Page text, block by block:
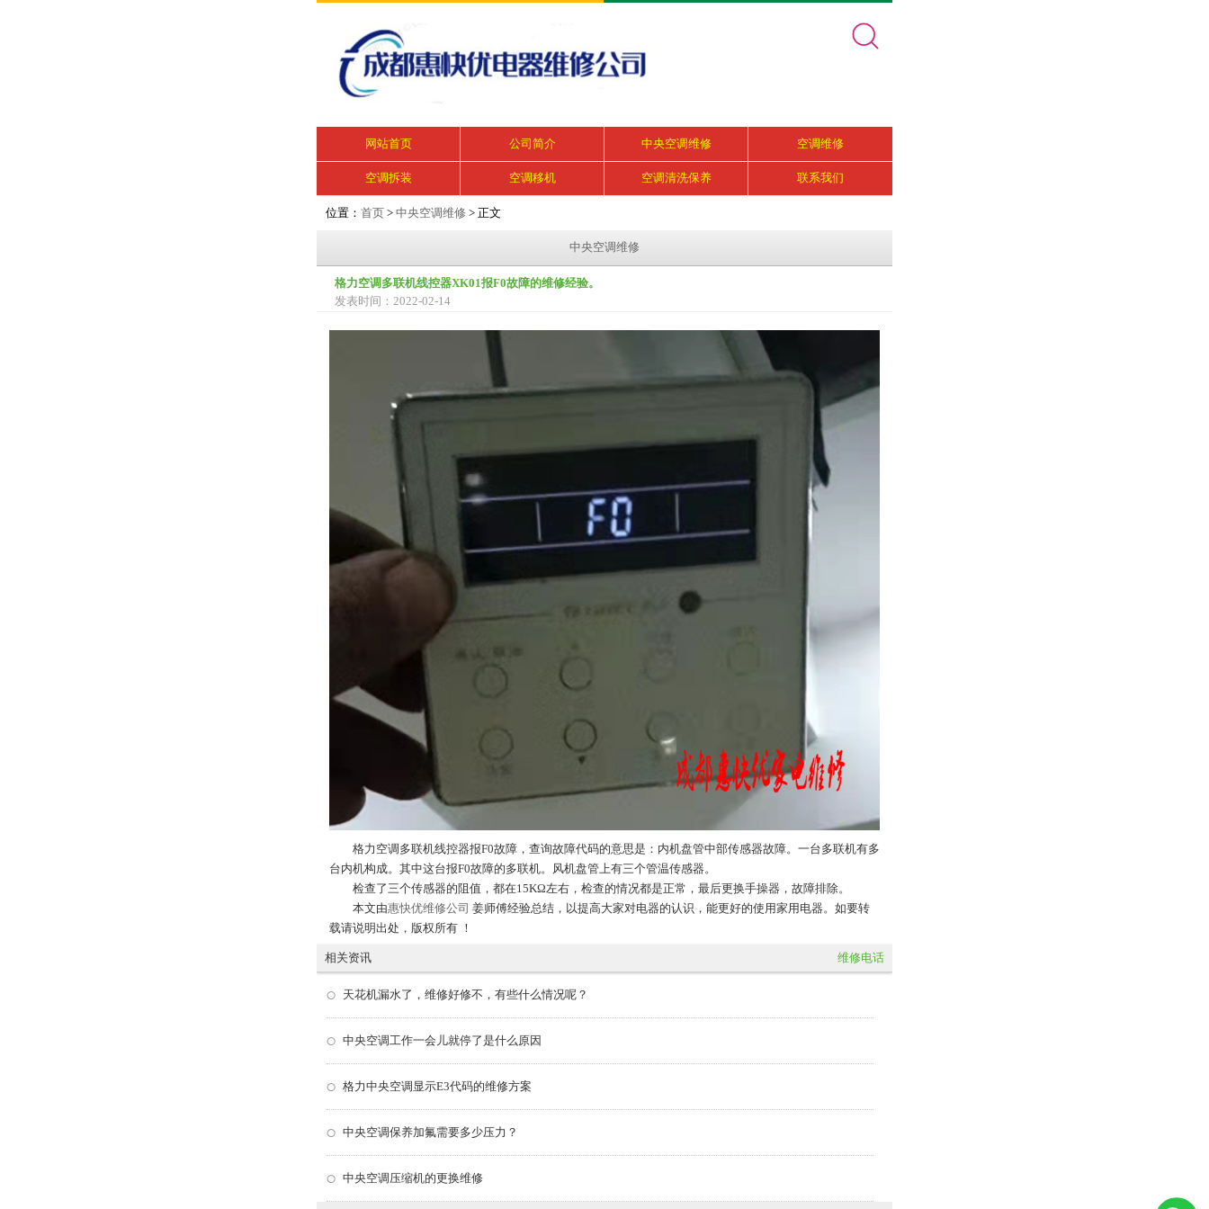
网站首页 公司简介 中央空调维修 空调维修
空调拆装 空调移机 空调清洗保养 联系我们
位置： 首页 > 中央空调维修 > 正文
中央空调维修
格力空调多联机线控器XK01报F0故障的维修经验。
发表时间：2022-02-14
格力空调多联机线控器报F0故障，查询故障代码的意思是：内机盘管中部传感器故障。一台多联机有多
台内机构成。其中这台报F0故障的多联机。风机盘管上有三个管温传感器。
检查了三个传感器的阻值，都在15KΩ左右，检查的情况都是正常，最后更换手操器，故障排除。
本文由惠快优维修公司 姜师傅经验总结，以提高大家对电器的认识，能更好的使用家用电器。如要转
载请说明出处，版权所有 ！
相关资讯 维修电话
天花机漏水了，维修好修不，有些什么情况呢？
中央空调工作一会儿就停了是什么原因
格力中央空调显示E3代码的维修方案
中央空调保养加氟需要多少压力？
中央空调压缩机的更换维修